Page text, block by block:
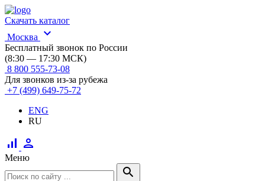
Скачать каталог
Москва
expand_more
Бесплатный звонок по России
(8:30 — 17:30 МСК)
8 800 555-73-08
Для звонков из-за рубежа
+7 (499) 649-75-72
ENG
RU
signal_cellular_alt person
Меню
search